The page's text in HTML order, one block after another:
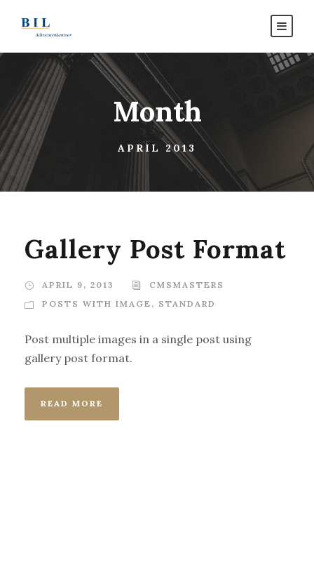
Month
APRIL 2013
Gallery Post Format
APRIL 9, 2013
CMSMASTERS
POSTS WITH IMAGE , STANDARD
Post multiple images in a single post using
gallery post format.
READ MORE